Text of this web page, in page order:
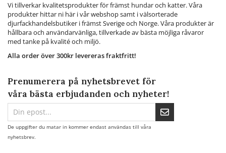
Vi tillverkar kvalitetsprodukter för främst hundar och katter. Våra
produkter hittar ni här i vår webshop samt i välsorterade
djurfackhandelsbutiker i främst Sverige och Norge. Våra produkter är
hållbara och användarvänliga, tillverkade av bästa möjliga råvaror
med tanke på kvalité och miljö.
Alla order över 300kr levereras fraktfritt!
Prenumerera på nyhetsbrevet för
våra bästa erbjudanden och nyheter!
De uppgifter du matar in kommer endast användas till våra
nyhetsbrev.